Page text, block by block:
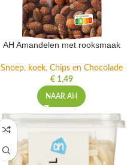
AH Amandelen met rooksmaak
Snoep, koek, Chips en Chocolade
€1,49
NAAR AH